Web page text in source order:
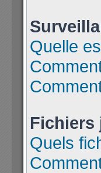
Quelle
Fichiers
Quels